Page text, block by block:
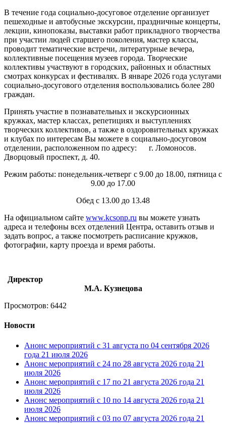
В течение года социально-досуговое отделение организует
пешеходные и автобусные экскурсии, праздничные концерты,
лекции, кинопоказы, выставки работ прикладного творчества
при участии людей старшего поколения, мастер классы,
проводит тематические встречи, литературные вечера,
коллективные посещения музеев города. Творческие
коллективы участвуют в городских, районных и областных
смотрах конкурсах и фестивалях. В январе 2026 года услугами
социально-досугового отделения воспользовались более 280
граждан.
Принять участие в познавательных и экскурсионных
кружках, мастер классах, репетициях и выступлениях
творческих коллективов, а также в оздоровительных кружках
и клубах по интересам Вы можете в социально-досуговом
отделении, расположенном по адресу: г. Ломоносов.
Дворцовый проспект, д. 40.
Режим работы: понедельник-четверг с 9.00 до 18.00, пятница с
9.00 до 17.00
Обед с 13.00 до 13.48
На официальном сайте www.kcsonp.ru вы можете узнать
адреса и телефоны всех отделений Центра, оставить отзыв и
задать вопрос, а также посмотреть расписание кружков,
фотографии, карту проезда и время работы.
Директор
М.А. Кузнецова
Просмотров: 6442
Новости
Анонс мероприятий с 31 августа по 04 сентября 2026
года 21 июля 2026
Анонс мероприятий с 24 по 28 августа 2026 года 21
июля 2026
Анонс мероприятий с 17 по 21 августа 2026 года 21
июля 2026
Анонс мероприятий с 10 по 14 августа 2026 года 21
июля 2026
Анонс мероприятий с 03 по 07 августа 2026 года 21